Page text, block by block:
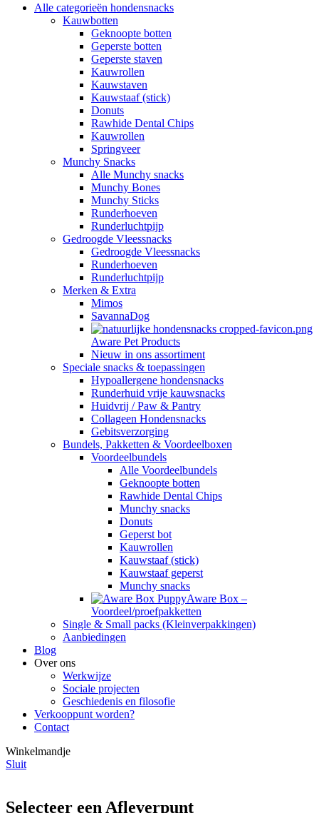
Alle categorieën hondensnacks
Kauwbotten
Geknoopte botten
Geperste botten
Geperste staven
Kauwrollen
Kauwstaven
Kauwstaaf (stick)
Donuts
Rawhide Dental Chips
Kauwrollen
Springveer
Munchy Snacks
Alle Munchy snacks
Munchy Bones
Munchy Sticks
Runderhoeven
Runderluchtpijp
Gedroogde Vleessnacks
Gedroogde Vleessnacks
Runderhoeven
Runderluchtpijp
Merken & Extra
Mimos
SavannaDog
Aware Pet Products
Nieuw in ons assortiment
Speciale snacks & toepassingen
Hypoallergene hondensnacks
Runderhuid vrije kauwsnacks
Huidvrij / Paw & Pantry
Collageen Hondensnacks
Gebitsverzorging
Bundels, Pakketten & Voordeelboxen
Voordeelbundels
Alle Voordeelbundels
Geknoopte botten
Rawhide Dental Chips
Munchy snacks
Donuts
Geperst bot
Kauwrollen
Kauwstaaf (stick)
Kauwstaaf geperst
Munchy snacks
Aware Box –
Voordeel/proefpakketten
Single & Small packs (Kleinverpakkingen)
Aanbiedingen
Blog
Over ons
Werkwijze
Sociale projecten
Geschiedenis en filosofie
Verkooppunt worden?
Contact
Winkelmandje
Sluit
Selecteer een Afleverpunt